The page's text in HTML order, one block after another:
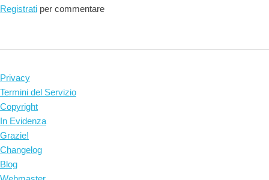
Registrati per commentare
Privacy
Termini del Servizio
Copyright
In Evidenza
Grazie!
Changelog
Blog